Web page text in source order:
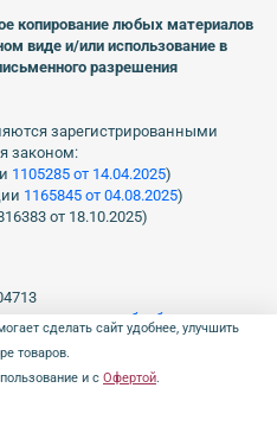
копирование любых материалов
виде и/или использование в
разрешения
зарегистрированными
законом:
1105285 от 14.04.2025)
1165845 от 04.08.2025)
от 18.10.2025)
обработку
рег. № 77-23-150255, Приказ
сделать сайт удобнее, улучшить
товаров.
и с Офертой.